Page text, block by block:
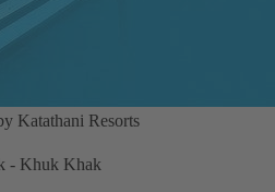
Katathani Resorts
- Khuk Khak